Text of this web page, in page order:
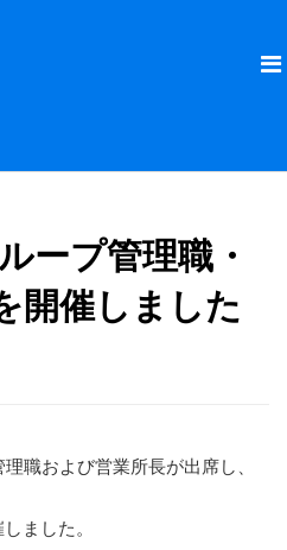
ープ管理職・
開催しました
職および営業所長が出席し、
ました。